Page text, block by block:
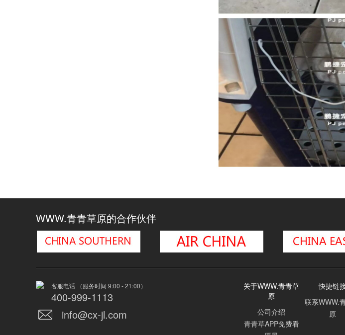
WWW.青青草原的合作伙伴
客服电话 （服务时间 9:00 - 21:00）
400-999-1113
info@cx-jl.com
关于WWW.青青草
原
公司介绍
青青草APP免费看
快捷链
联系WWW.
原